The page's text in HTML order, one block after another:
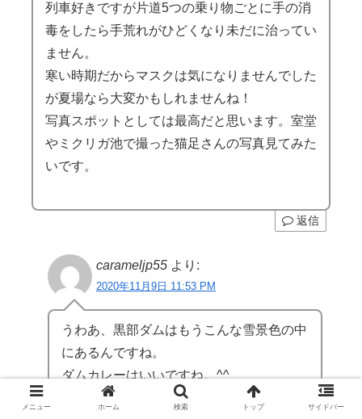
列車好きですが片道5つの乗り物ごとに手の消
毒をしたら手荒れがひどくなり未だに治ってい
ません。
寒い時期だからマスクは気になりませんでした
が夏場なら大変かもしれませんね！
写真スポットとしては最高だと思います。室堂
やミクリガ池で撮った猫足さんの写真見てみた
いです。
返信
carameljp55 より:
2020年11月9日 11:53 PM
うわあ、黒部ダムはもうこんな雪景色の中
にあるんですね。
ダムカレーはいいですね。^^
メニュー ホーム 検索 トップ サイドバー